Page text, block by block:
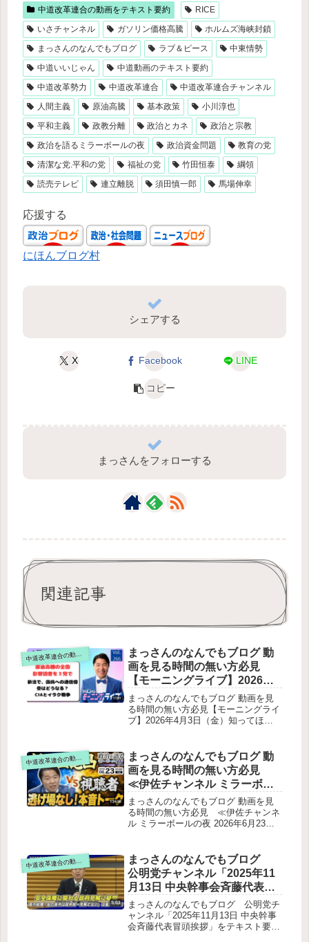
中道改革連合の動画をテキスト要約
RICE
いさチャンネル
ガソリン価格高騰
ホルムズ海峡封鎖
まっさんのなんでもブログ
ラブ＆ピース
中東情勢
中道いいじゃん
中道動画のテキスト要約
中道改革勢力
中道改革連合
中道改革連合チャンネル
人間主義
原油高騰 基本政策
小川淳也
平和主義
政教分離 政治とカネ
政治と宗教
政治を語るミラーボールの夜
政治資金問題
教育の党
清潔な党.平和の党
福祉の党 竹田恒泰
綱領
読売テレビ
連立離脱 須田慎一郎 馬場伸幸
応援する
にほんブログ村
シェアする
X Facebook LINE
コピー
まっさんをフォローする
関連記事
中道改革連合の動画をテキスト要約
まっさんのなんでもブログ 動
画を見る時間の無い方必見
【モーニングライブ】2026年4
月3日（金）知ってほしい今日
のニュースを厳選！いさ進一
が生解説する新聞情報【 15分
中道動画 】をテキスト要約
まっさんのなんでもブログ 動画を見
る時間の無い方必見【モーニングライ
ブ】2026年4月3日（金）知ってほし
治ニュース / 生配信 / 中道動画 】をテ
キスト要約冒頭：音声トラブルとチャ
ンネル登録19万人達成中東情勢による
物資不足の影響（後藤祐一議員の質
問）医療用手袋などの不足問題厚労大
臣の答弁サプライチェーン全体の調査
を求める質問物価高対策担当大臣（赤
沢大臣）の答弁公明党・立憲民主党・
会議設置法案（インテリジェンス強
化）質問①：新たな通信傍受は行われ
るのか？質問②：情報収集の対象に
「野党活動・デモ・選挙運動」は含ま
れるのか？質問③：情報機関が政策に
影響を与える危険性まとめ
中道改革連合の動画をテキスト要約
まっさんのなんでもブログ 動
画を見る時間の無い方必見
≪伊佐チャンネル ミラーボー
ルの夜 2026年6月23日 出演
者：いさ進一×酒井なつみ
≪【【ガチ生電凸】「今の政
タイムに視聴者と忖度なしの
ガチンコトーク！現役議員・
伊佐進一がどんな鋭い質問に
も綺麗事抜きで真正面から向
き合う限界突破の生配信≫を
テキスト要約
まっさんのなんでもブログ 動画を見
る時間の無い方必見 ≪伊佐チャンネ
ル ミラーボールの夜 2026年6月23日
が疑問です」リアルタイムに視聴者と
忖度なしのガチンコトーク！現役議
員・伊佐進一がどんな鋭い質問にも綺
麗事抜きで真正面から向き合う限界突
破の生配信≫をテキスト要約全体の構
成生電話企画の総括テーマ別の要点ベ
ーシックサービス誹謗中傷問題物価高
と子育て訪問理容（モバイルバーバ
中道改革連合の動画をテキスト要約
まっさんのなんでもブログ
公明党チャンネル「2025年11
月13日 中央幹事会斉藤代表冒
頭挨拶」をテキスト要約
まっさんのなんでもブログ 公明党チ
ャンネル「2025年11月13日 中央幹事
会斉藤代表冒頭挨拶」をテキスト要約